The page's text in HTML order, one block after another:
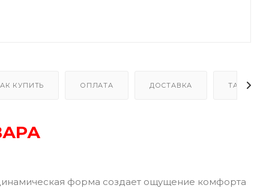
КУПИТЬ ОПЛАТА ДОСТАВКА ТАБЛИЦА
форма создает ощущение комфорта